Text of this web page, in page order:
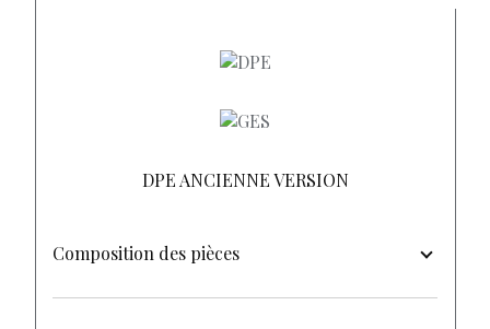
DPE ANCIENNE VERSION
Composition des pièces